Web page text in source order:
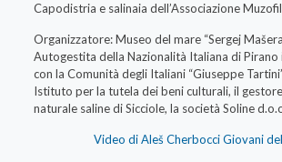
Capodistria e salinaia dell’Associazione
Organizzatore: Museo del mare “Sergej
Autogestita della Nazionalità Italiana di Pirano
con la Comunità degli Italiani “Giuseppe
Istituto per la tutela dei beni culturali, il
naturale saline di Sicciole, la società Soline
Video di Aleš Cherbocci Giovani